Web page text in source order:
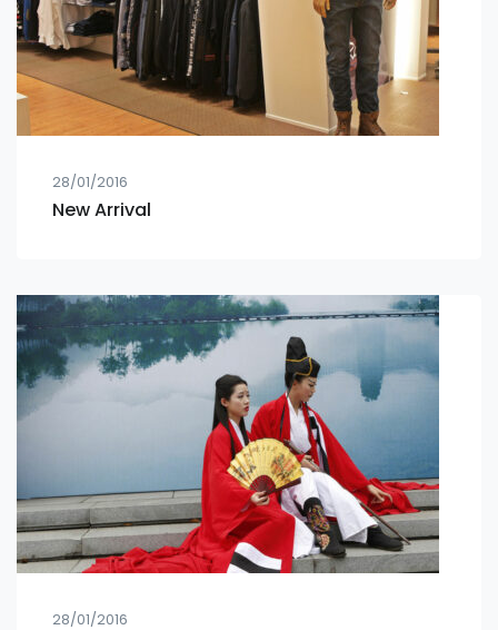
28/01/2016
New Arrival
28/01/2016